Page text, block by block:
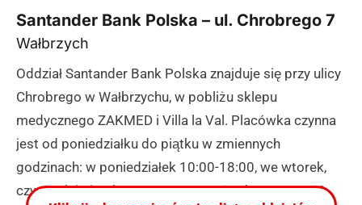
Santander Bank Polska – ul. Chrobrego 7
Wałbrzych
Oddział Santander Bank Polska znajduje się przy ulicy
Chrobrego w Wałbrzychu, w pobliżu sklepu
medycznego ZAKMED i Villa la Val. Placówka czynna
jest od poniedziałku do piątku w zmiennych
godzinach: w poniedziałek 10:00-18:00, we wtorek,
czwartek i piątek 9:30-16:30, a w środę 9:00-15:00.